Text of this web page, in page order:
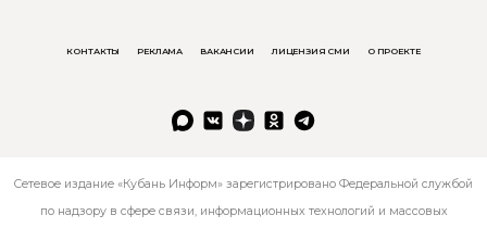
КОНТАКТЫ РЕКЛАМА ВАКАНСИИ ЛИЦЕНЗИЯ СМИ О ПРОЕКТЕ
Сетевое издание «Кубань Информ» зарегистрировано Федеральной службой
по надзору в сфере связи, информационных технологий и массовых